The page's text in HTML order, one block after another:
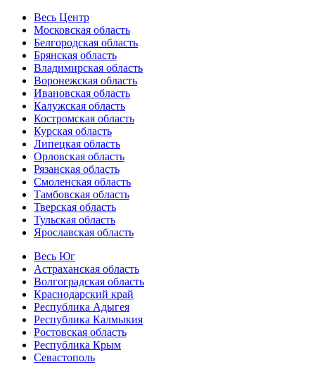
Весь Центр
Московская область
Белгородская область
Брянская область
Владимирская область
Воронежская область
Ивановская область
Калужская область
Костромская область
Курская область
Липецкая область
Орловская область
Рязанская область
Смоленская область
Тамбовская область
Тверская область
Тульская область
Ярославская область
Весь Юг
Астраханская область
Волгоградская область
Краснодарский край
Республика Адыгея
Республика Калмыкия
Ростовская область
Республика Крым
Севастополь